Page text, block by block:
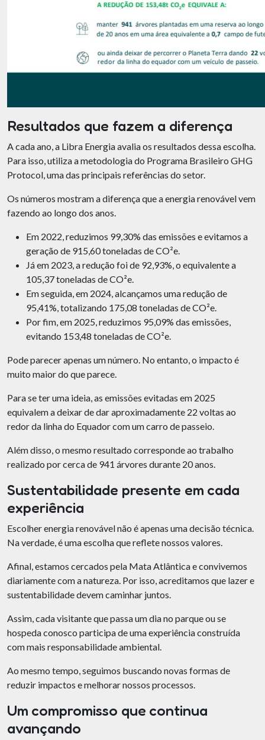
Resultados que fazem a diferença
A cada ano, a Libra Energia avalia os resultados dessa escolha.
Para isso, utiliza a metodologia do Programa Brasileiro GHG
Protocol, uma das principais referências do setor.
Os números mostram a diferença que a energia renovável vem
fazendo ao longo dos anos.
Em 2022, reduzimos 99,30% das emissões e evitamos a
geração de 915,60 toneladas de CO²e.
Já em 2023, a redução foi de 92,93%, o equivalente a
105,37 toneladas de CO²e.
Em seguida, em 2024, alcançamos uma redução de
95,41%, totalizando 175,08 toneladas de CO²e.
Por fim, em 2025, reduzimos 95,09% das emissões,
evitando 153,48 toneladas de CO²e.
Pode parecer apenas um número. No entanto, o impacto é
muito maior do que parece.
Para se ter uma ideia, as emissões evitadas em 2025
equivalem a deixar de dar aproximadamente 22 voltas ao
redor da linha do Equador com um carro de passeio.
Além disso, o mesmo resultado corresponde ao trabalho
realizado por cerca de 941 árvores durante 20 anos.
Sustentabilidade presente em cada
experiência
Escolher energia renovável não é apenas uma decisão técnica.
Na verdade, é uma escolha que reflete nossos valores.
Afinal, estamos cercados pela Mata Atlântica e convivemos
diariamente com a natureza. Por isso, acreditamos que lazer e
sustentabilidade devem caminhar juntos.
Assim, cada visitante que passa um dia no parque ou se
hospeda conosco participa de uma experiência construída
com mais responsabilidade ambiental.
Ao mesmo tempo, seguimos buscando novas formas de
reduzir impactos e melhorar nossos processos.
Um compromisso que continua
avançando